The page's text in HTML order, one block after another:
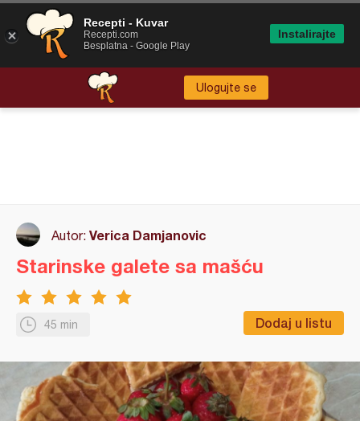
Ulogujte se
Autor: Verica Damjanovic
45 min Dodaj u listu
Starinske galete sa mašću
Recepti - Kuvar
Recepti.com
Besplatna - Google Play
Instalirajte